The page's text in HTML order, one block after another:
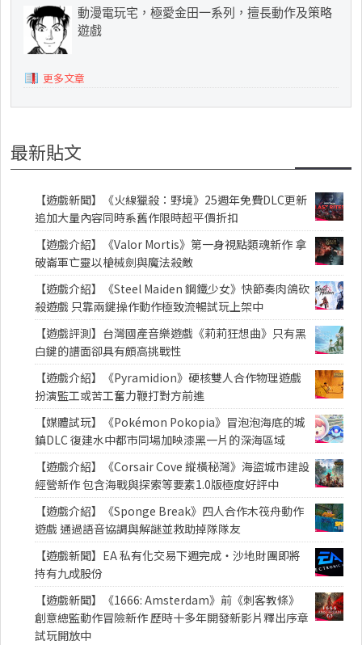
動漫電玩宅，極愛金田一系列，擅長動作及策略
遊戲
更多文章
最新貼文
【遊戲新聞】《火線獵殺：野境》25週年免費DLC更新
追加大量內容同時系舊作限時超平價折扣
【遊戲介紹】《Valor Mortis》第一身視點類魂新作 拿
破崙軍亡靈以槍械劍與魔法殺敵
【遊戲介紹】《Steel Maiden 鋼鐵少女》快節奏肉鴿砍
殺遊戲 只靠兩鍵操作動作極致流暢試玩上架中
【遊戲評測】台灣國產音樂遊戲《莉莉狂想曲》只有黑
白鍵的譜面卻具有頗高挑戰性
【遊戲介紹】《Pyramidion》硬核雙人合作物理遊戲
扮演監工或苦工奮力鞭打對方前進
【媒體試玩】《Pokémon Pokopia》冒泡泡海底的城
鎮DLC 復建水中都市同場加映漆黑一片的深海區域
【遊戲介紹】《Corsair Cove 縱橫秘灣》海盜城市建設
經營新作 包含海戰與探索等要素1.0版極度好評中
【遊戲介紹】《Sponge Break》四人合作木筏舟動作
遊戲 通過語音協調與解謎並救助掉隊隊友
【遊戲新聞】EA 私有化交易下週完成・沙地財團即將
持有九成股份
【遊戲新聞】《1666: Amsterdam》前《刺客教條》
創意總監動作冒險新作 歷時十多年開發新影片釋出序章
試玩開放中